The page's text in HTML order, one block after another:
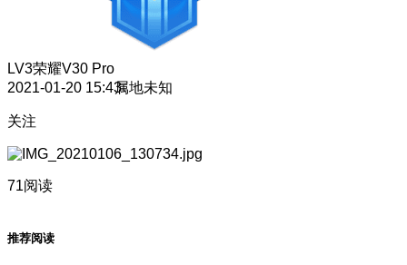
LV3荣耀V30 Pro
2021-01-20 15:43属地未知
关注
71阅读
推荐阅读